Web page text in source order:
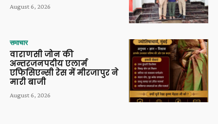
August 6, 2026
समाचार
वाराणसी जोन की
अन्तरजनपदीय एलार्म
एफिसिएन्सी रेस में मीरजापुर ने
मारी बाजी
August 6, 2026